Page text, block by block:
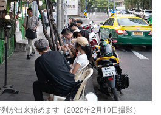
が出来始めます（2020年2月10日撮影）